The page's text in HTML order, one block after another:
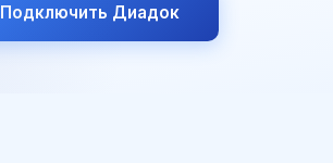
Подключить Диадок